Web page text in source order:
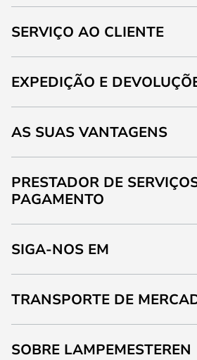
SERVIÇO AO CLIENTE
EXPEDIÇÃO E
AS SUAS VANTAGENS
PRESTADOR DE
PAGAMENTO
SIGA-NOS EM
TRANSPORTE DE
SOBRE LAMPEMESTEREN